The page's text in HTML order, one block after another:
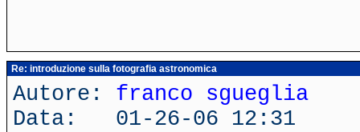
Re: introduzione sulla fotografia astronomica
Autore: franco sgueglia
Data: 01-26-06 12:31